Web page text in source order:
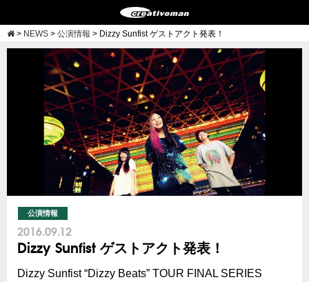
> NEWS > 公演情報 > Dizzy Sunfist ゲストアクト発表！
公演情報
2016.09.12
Dizzy Sunfist ゲストアクト発表！
Dizzy Sunfist “Dizzy Beats” TOUR FINAL SERIES